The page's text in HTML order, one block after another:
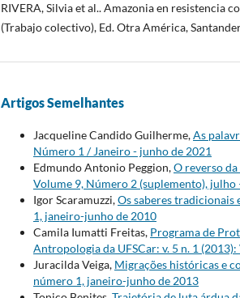
RIVERA, Silvia et al.. Amazonia en resistencia
(Trabajo colectivo), Ed. Otra América,
Artigos Semelhantes
Jacqueline Candido Guilherme,As
Número 1 / Janeiro - junho de 2021
Edmundo Antonio Peggion,O reverso
Volume 9, Número 2 (suplemento), julho
Igor Scaramuzzi,Os saberes tradicionais
1, janeiro-junho de 2010
Camila Iumatti Freitas, Programa de
Antropologia da UFSCar: v. 5 n. 1
Juracilda Veiga, Migrações históricas e
número 1, janeiro-junho de 2013